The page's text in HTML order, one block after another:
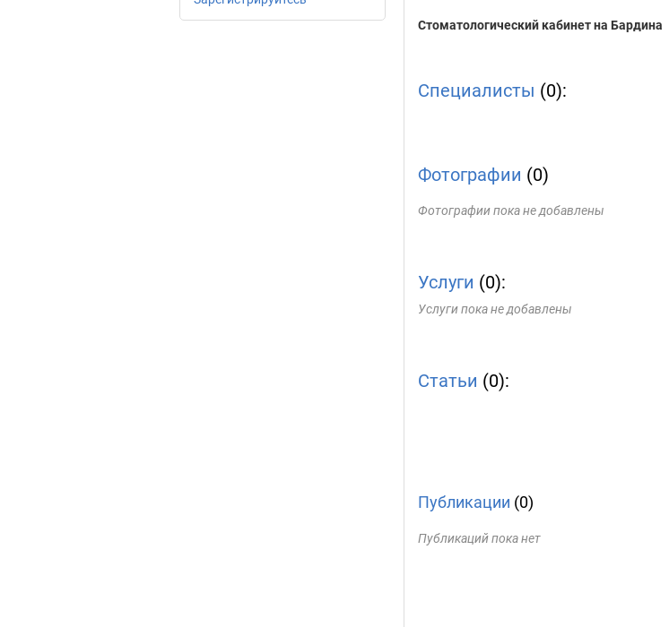
Стоматологический кабинет на Бардина
Специалисты (0):
Фотографии (0)
Фотографии пока не добавлены
Услуги (0):
Услуги пока не добавлены
Статьи (0):
Публикации (0)
Публикаций пока нет